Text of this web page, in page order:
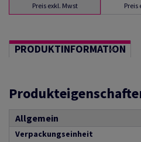
Preis exkl. Mwst
Preis
PRODUKTINFORMATION
Allgemein
Verpackungseinheit